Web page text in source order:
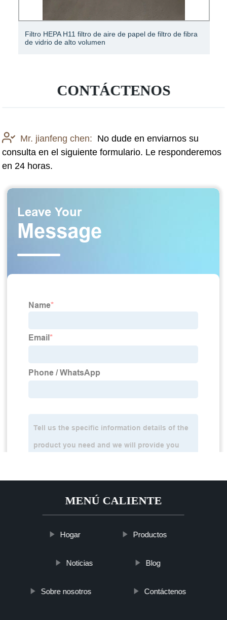
Rollos de papel de filtro de piso de placa de respaldo
de filtro HEPA de fibra de vidrio
CONTÁCTENOS
Mr. jianfeng chen: No dude en enviarnos su
consulta en el siguiente formulario. Le responderemos
en 24 horas.
MENÚ CALIENTE
Hogar Productos
Noticias Blog
Sobre nosotros Contáctenos